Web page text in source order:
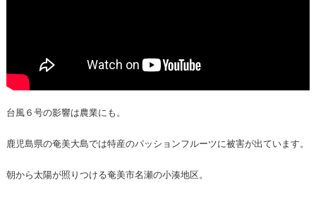
台風６号の影響は農業にも。
鹿児島県の奄美大島では特産のパッションフルーツに被害が出ています。
朝から太陽が照りつける奄美市名瀬の小湊地区。